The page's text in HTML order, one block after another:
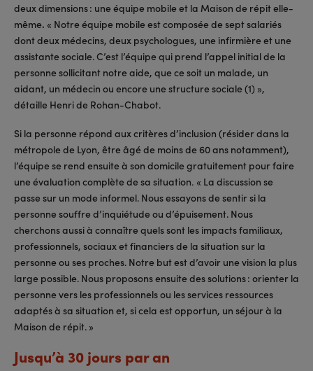
deux dimensions : une équipe mobile et la Maison de répit elle-
même. « Notre équipe mobile est composée de sept salariés
dont deux médecins, deux psychologues, une infirmière et une
assistante sociale. C’est l’équipe qui prend l’appel initial de la
personne sollicitant notre aide, que ce soit un malade, un
aidant, un médecin ou encore une structure sociale (1) »,
détaille Henri de Rohan-Chabot.
Si la personne répond aux critères d’inclusion (résider dans la
métropole de Lyon, être âgé de moins de 60 ans notamment),
l’équipe se rend ensuite à son domicile gratuitement pour faire
une évaluation complète de sa situation. « La discussion se
passe sur un mode informel. Nous essayons de sentir si la
personne souffre d’inquiétude ou d’épuisement. Nous
cherchons aussi à connaître quels sont les impacts familiaux,
professionnels, sociaux et financiers de la situation sur la
personne ou ses proches. Notre but est d’avoir une vision la plus
large possible. Nous proposons ensuite des solutions : orienter la
personne vers les professionnels ou les services ressources
adaptés à sa situation et, si cela est opportun, un séjour à la
Maison de répit. »
Jusqu’à 30 jours par an